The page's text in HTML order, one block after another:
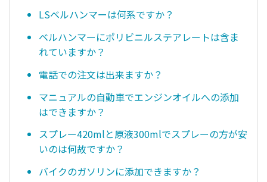
LSベルハンマーは何系ですか？
ベルハンマーにポリビニルステアレートは含ま
れていますか？
電話での注文は出来ますか？
マニュアルの自動車でエンジンオイルへの添加
はできますか？
スプレー420mlと原液300mlでスプレーの方が安
いのは何故ですか？
バイクのガソリンに添加できますか？